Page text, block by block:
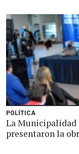
POLÍTICA
La Municipalidad
presentaron la